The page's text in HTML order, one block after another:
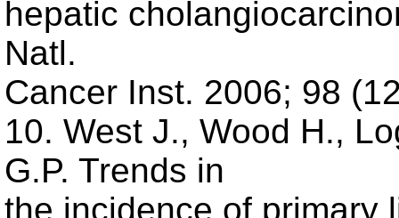
hepatic
Natl.
Cancer Inst. 2006; 98
10. West J., Wood H.,
G.P. Trends in
the incidence of primary